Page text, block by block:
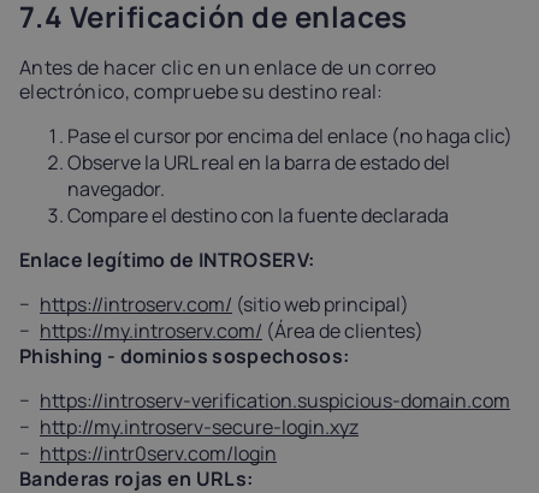
7.4 Verificación de enlaces
Antes de hacer clic en un enlace de un correo
electrónico, compruebe su destino real:
Pase el cursor por encima del enlace (no haga clic)
Observe la URL real en la barra de estado del
navegador.
Compare el destino con la fuente declarada
Enlace legítimo de INTROSERV:
https://introserv.com/ (sitio web principal)
https://my.introserv.com/ (Área de clientes)
Phishing - dominios sospechosos:
https://introserv-verification.suspicious-domain.com
http://my.introserv-secure-login.xyz
https://intr0serv.com/login
Banderas rojas en URLs: